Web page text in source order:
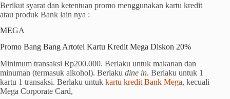
Berikut syarat dan ketentuan promo menggunakan kartu kredit
atau produk Bank lain nya :
MEGA
Promo Bang Bang Artotel Kartu Kredit Mega Diskon 20%
Minimum transaksi Rp200.000. Berlaku untuk makanan dan
minuman (termasuk alkohol). Berlaku dine in. Berlaku untuk 1
kartu 1 transaksi. Berlaku untuk kartu kredit Bank Mega, kecuali
Mega Corporate Card,